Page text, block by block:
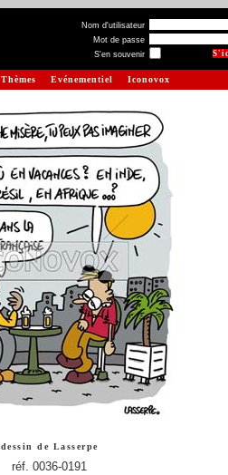
Nom d'utilisateur
Mot de passe
S'en souvenir
Thèmes Evénementiel Iconovox
dessin de Lasserpe
réf. 0036-0191